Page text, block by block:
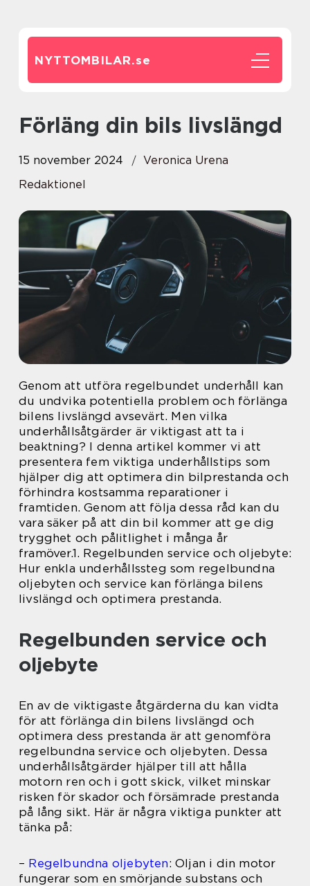
NYTTOMBILAR.se
Förläng din bils livslängd
15 november 2024
Veronica Urena
Redaktionel
Genom att utföra regelbundet underhåll kan
du undvika potentiella problem och förlänga
bilens livslängd avsevärt. Men vilka
underhållsåtgärder är viktigast att ta i
beaktning? I denna artikel kommer vi att
presentera fem viktiga underhållstips som
hjälper dig att optimera din bilprestanda och
förhindra kostsamma reparationer i
framtiden. Genom att följa dessa råd kan du
vara säker på att din bil kommer att ge dig
trygghet och pålitlighet i många år
framöver.1. Regelbunden service och oljebyte:
Hur enkla underhållssteg som regelbundna
oljebyten och service kan förlänga bilens
livslängd och optimera prestanda.
Regelbunden service och
oljebyte
En av de viktigaste åtgärderna du kan vidta
för att förlänga din bilens livslängd och
optimera dess prestanda är att genomföra
regelbundna service och oljebyten. Dessa
underhållsåtgärder hjälper till att hålla
motorn ren och i gott skick, vilket minskar
risken för skador och försämrade prestanda
på lång sikt. Här är några viktiga punkter att
tänka på:
– Regelbundna oljebyten: Oljan i din motor
fungerar som en smörjande substans och